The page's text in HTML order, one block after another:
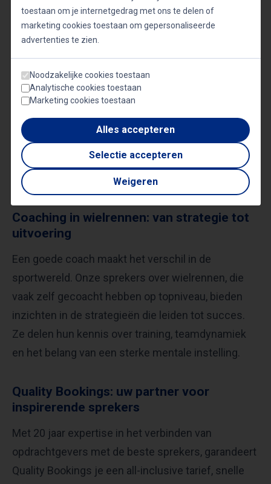
Ervaring telt: leer van olympische en
wereldkampioenen
van de meest gerespecteerde namen in het
wielrennen. Onze sprekers, waaronder Olympische
atleten en wereldkampioenen, delen hun ervaringen
en leren je de fijne kneepjes van het vak. Hun
verhalen over winnen op het hoogste niveau zullen
je publiek zeker boeien en motiveren.
Coaching in wielrennen: van strategie tot
uitvoering
Een goede coach maakt het verschil in de
sportwereld. Onze sprekers over wielrennen, die
vaak zelf gecoacht hebben op topniveau, bieden
inzichten in de strategieën die leiden tot succes.
Ze delen hun kennis over training, teamdynamiek
en het belang van een sterke mentale instelling.
Quality Bookings: uw partner voor
inspirerende sprekers
Met 20 jaar expertise in het verbinden van
opdrachtgevers met de beste sprekers, garandeert
Quality Bookings je een all-inclusive tarief, snelle
toestaan om je internetgedrag met ons te delen of
marketing cookies toestaan om gepersonaliseerde
advertenties te zien.
Noodzakelijke cookies toestaan
Analytische cookies toestaan
Marketing cookies toestaan
Alles accepteren
Selectie accepteren
Weigeren